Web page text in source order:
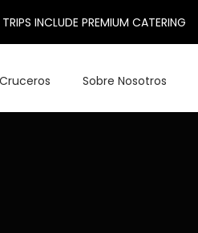
INCLUDE PREMIUM CATERING
Sobre Nosotros